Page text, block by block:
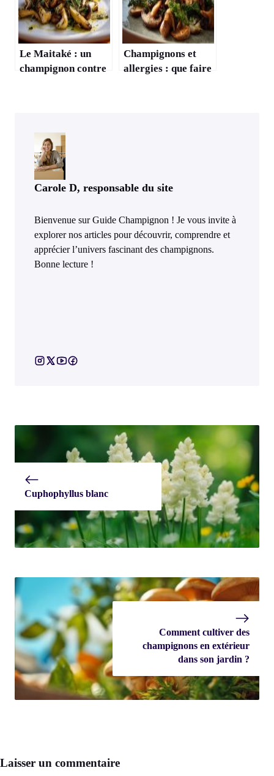
Le Maitaké : un
champignon contre
Champignons et
allergies : que faire
Carole D, responsable du site
Bienvenue sur Guide Champignon ! Je vous invite à
explorer nos articles pour découvrir, comprendre et
apprécier l’univers fascinant des champignons.
Bonne lecture !
Cuphophyllus blanc
Comment cultiver des
champignons en extérieur
dans son jardin ?
Laisser un commentaire